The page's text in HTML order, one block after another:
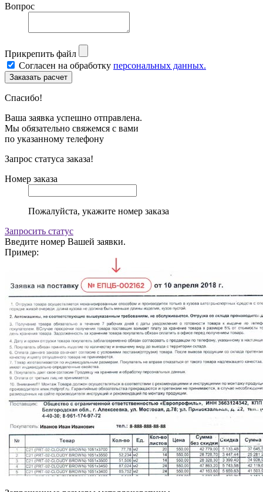
Вопрос
Прикрепить файл
Согласен на обработку персональных данных.
Спасибо!
Ваша заявка успешно отправлена.
Мы обязательно свяжемся с вами
по указанному телефону
Запрос статуса заказа!
Номер заказа
Пожалуйста, укажите номер заказа
Запросить статус
Введите номер Вашей заявки.
Пример: